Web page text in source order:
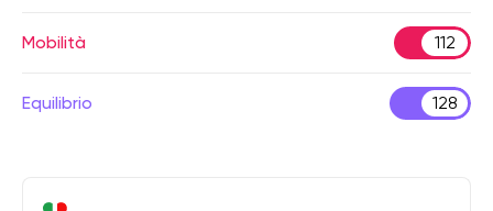
Mobilità 112
Equilibrio 128